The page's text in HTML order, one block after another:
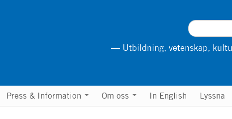
— Utbildning, vetenskap,
Press & Information Om oss In English Lyssna